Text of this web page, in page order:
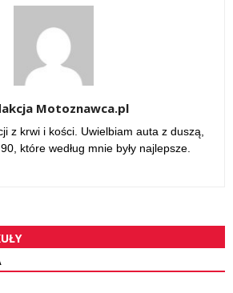
Motoznawca.pl
z krwi i kości. Uwielbiam auta z duszą,
które według mnie były najlepsze.